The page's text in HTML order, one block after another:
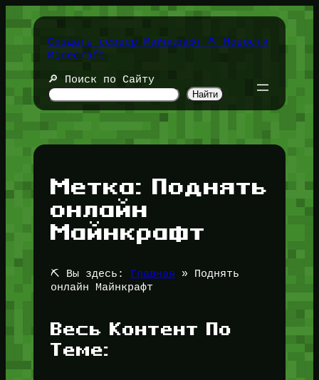
содержимомуСоздать сервер Майнкрафт ⛏️ Новости
Minecraft
🔎 Поиск по Сайту
Найти
Метка: Поднять
онлайн
Майнкрафт
⛏️ Вы здесь: Главная » Поднять
онлайн Майнкрафт
Весь Контент По
Теме: